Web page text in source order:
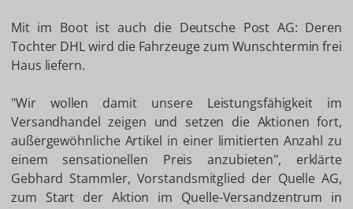
Mit im Boot ist auch die Deutsche Post AG: Deren
Tochter DHL wird die Fahrzeuge zum Wunschtermin frei
Haus liefern.
"Wir wollen damit unsere Leistungsfähigkeit im
Versandhandel zeigen und setzen die Aktionen fort,
außergewöhnliche Artikel in einer limitierten Anzahl zu
einem sensationellen Preis anzubieten", erklärte
Gebhard Stammler, Vorstandsmitglied der Quelle AG,
zum Start der Aktion im Quelle-Versandzentrum in